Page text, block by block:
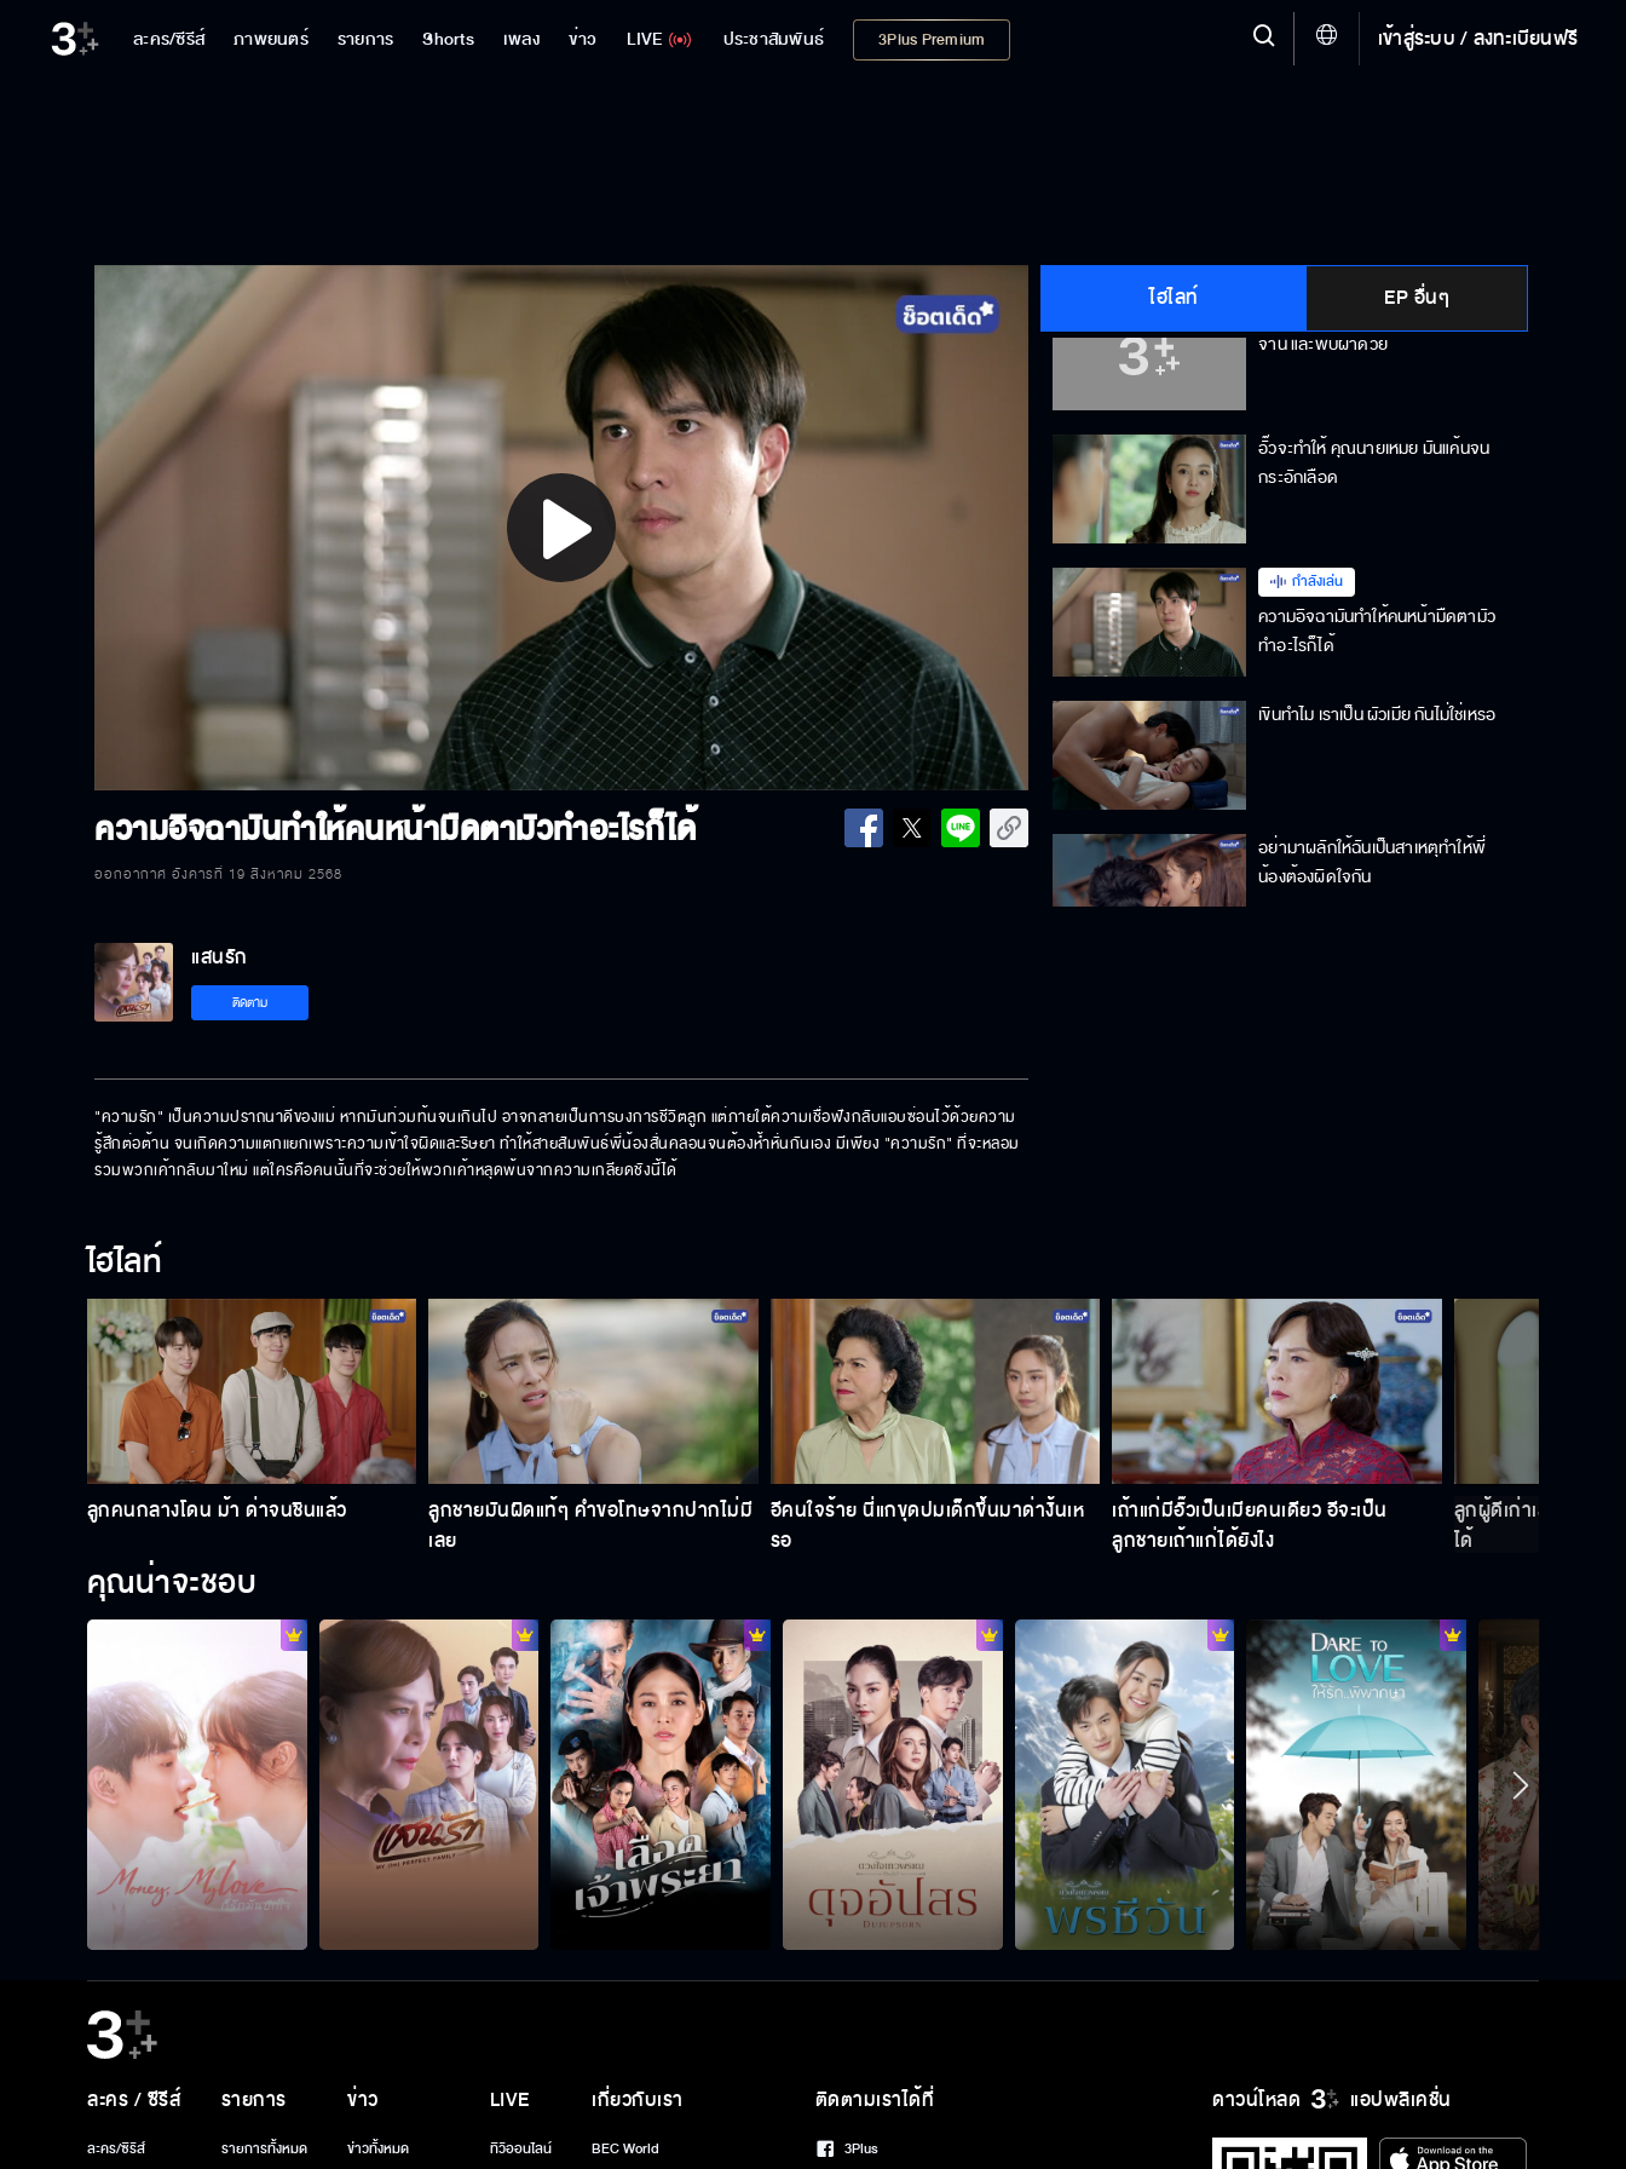
ละคร/ซีรีส์ ภาพยนตร์ รายการ Shorts เพลง ข่าว LIVE ประชาสัมพันธ์ 3Plus Premium เข้าสู่ระบบ / ลงทะเบียนฟรี
Play
Video
ความอิจฉามันทำให้คนหน้ามืดตามัวทำอะไรก็ได้
ออกอากาศ อังคารที่ 19 สิงหาคม 2568
ไฮไลท์ EP อื่นๆ
อย่านึกว่ามีเตี่ยของลื้อให้ท้ายแล้วจะ
โทษฐานทำให้น้อยใจ คุณสามีต้องล้าง
จาน และพับผ้าด้วย
อั๊วจะทำให้ คุณนายเหมย มันแค้นจน
กระอักเลือด
กำลังเล่น
ความอิจฉามันทำให้คนหน้ามืดตามัว
ทำอะไรก็ได้
เขินทำไม เราเป็น ผัวเมีย กันไม่ใช่เหรอ
อย่ามาผลักให้ฉันเป็นสาเหตุทำให้พี่
น้องต้องผิดใจกัน
ซื้อของขวัญเหมือนเป็นลางว่าเราต้อง
ห่างไกล
คิดว่า ไอ้เฉิน มันจะปกป้องลื้อเหมือนพี่
น้องร่วมสายเลือดเหรอ
ฉันกินแต่ยาบำรุงที่จันทร์แรมเอามา
ฝาก
ถ้านับระยะเวลาก็ไม่นาน แต่นับความ
รู้สึกคือนานมาก
เตี่ยอย่าบอกคุณนายนะ
แสนรัก
ติดตาม
"ความรัก" เป็นความปราถนาดีของแม่ หากมันท่วมท้นจนเกินไป อาจกลายเป็นการบงการชีวิตลูก แต่ภายใต้ความเชื่อฟังกลับแอบซ่อนไว้ด้วยความ
รู้สึกต่อต้าน จนเกิดความแตกแยกเพราะความเข้าใจผิดและริษยา ทำให้สายสัมพันธ์พี่น้องสั่นคลอนจนต้องห้ำหั่นกันเอง มีเพียง "ความรัก" ที่จะหลอม
รวมพวกเค้ากลับมาใหม่ แต่ใครคือคนนั้นที่จะช่วยให้พวกเค้าหลุดพ้นจากความเกลียดชังนี้ได้
ไฮไลท์
ลูกคนกลางโดน ม้า ด่าจนชินแล้ว
ลูกชายมันผิดแท้ๆ คำขอโทษจากปากไม่มี
เลย
อีคนใจร้าย นี่แกขุดปมเด็กขึ้นมาด่างั้นเห
รอ
เถ้าแก่มีอั๊วเป็นเมียคนเดียว อีจะเป็น
ลูกชายเถ้าแก่ได้ยังไง
ลูกผู้ดีเก่าเล่นม้า ค้า
ได้
คุณน่าจะชอบ
ดาวน์โหลด แอปพลิเคชั่น
ละคร / ซีรีส์
ละคร/ซีรีส์
รายการ
รายการทั้งหมด
ข่าว
ข่าวทั้งหมด
LIVE
ทีวีออนไลน์
เกี่ยวกับเรา
BEC World
ติดตามเราได้ที่
3Plus